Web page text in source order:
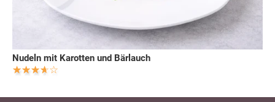
Nudeln mit Karotten und Bärlauch